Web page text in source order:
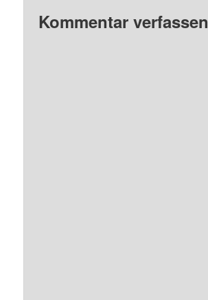
Kommentar verfassen